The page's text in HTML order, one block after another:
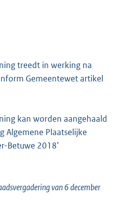
treedt in werking na
Gemeentewet artikel
kan worden aangehaald
Algemene Plaatselijke
Betuwe 2018’
van 6 december